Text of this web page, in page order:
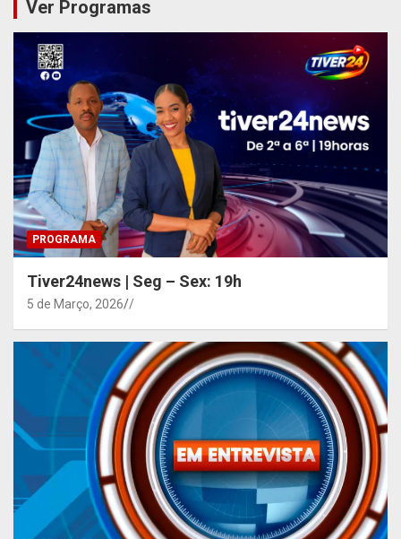
Ver Programas
PROGRAMA
Tiver24news | Seg – Sex: 19h
5 de Março, 2026 /